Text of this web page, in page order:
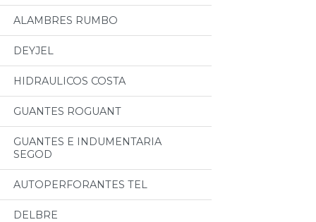
ALAMBRES RUMBO
DEYJEL
HIDRAULICOS COSTA
GUANTES ROGUANT
GUANTES E INDUMENTARIA
SEGOD
AUTOPERFORANTES TEL
DELBRE